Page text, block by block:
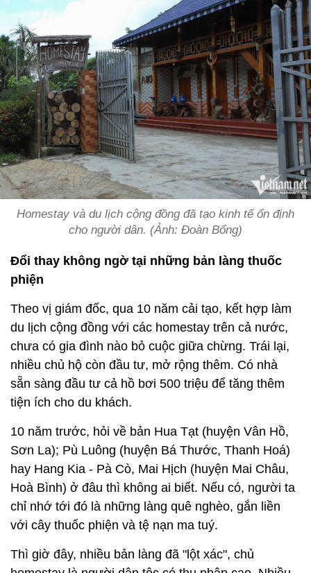
Homestay và du lịch cộng đồng đã tạo kinh tế ổn định
cho người dân. (Ảnh: Đoàn Bổng)
Đổi thay không ngờ tại những bản làng thuốc
phiện
Theo vị giám đốc, qua 10 năm cải tạo, kết hợp làm
du lịch cộng đồng với các homestay trên cả nước,
chưa có gia đình nào bỏ cuộc giữa chừng. Trái lại,
nhiều chủ hộ còn đầu tư, mở rộng thêm. Có nhà
sẵn sàng đầu tư cả hồ bơi 500 triệu để tăng thêm
tiện ích cho du khách.
10 năm trước, hỏi về bản Hua Tạt (huyện Vân Hồ,
Sơn La); Pù Luông (huyện Bá Thước, Thanh Hoá)
hay Hang Kia - Pà Cò, Mai Hịch (huyện Mai Châu,
Hoà Bình) ở đâu thì không ai biết. Nếu có, người ta
chỉ nhớ tới đó là những làng quê nghèo, gắn liền
với cây thuốc phiện và tệ nạn ma tuý.
Thì giờ đây, nhiều bản làng đã "lột xác", chủ